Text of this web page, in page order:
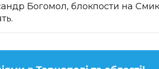
Богомол, блокпости на